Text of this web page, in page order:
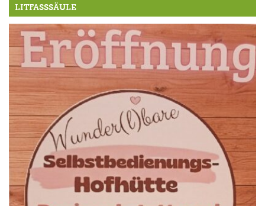
LITFASSSÄULE